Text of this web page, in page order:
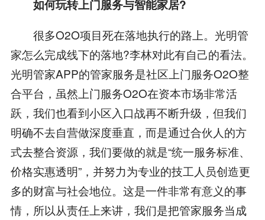
如何玩转上门服务与智能家居?
很多O2O项目死在落地执行的路上。光明管
家怎么完成线下的落地?李林对此有自己的看法。
光明管家APP的管家服务是社区上门服务O2O整
合平台，虽然上门服务O2O在资本市场非常活
跃，我们也看到小区入口战再不断升级，但我们
明确不去自营做深度垂直，而是通过合伙人的方
式去整合资源，我们要做的就是“统一服务标准、
价格实惠透明”，并努力为专业的技工人员创造更
多的财富与社会地位。这是一件非常有意义的事
情，所以从责任上来讲，我们是把管家服务当成